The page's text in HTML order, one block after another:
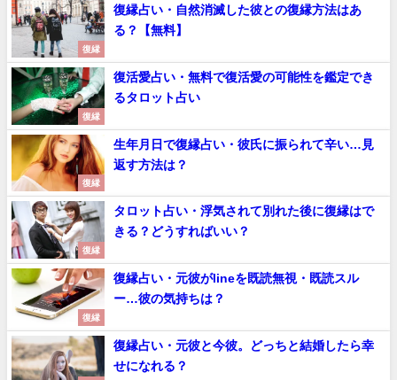
復縁
復縁占い・自然消滅した彼との復縁方法はあ
る？【無料】
復縁
復活愛占い・無料で復活愛の可能性を鑑定でき
るタロット占い
復縁
生年月日で復縁占い・彼氏に振られて辛い…見
返す方法は？
復縁
タロット占い・浮気されて別れた後に復縁はで
きる？どうすればいい？
復縁
復縁占い・元彼がlineを既読無視・既読スル
ー…彼の気持ちは？
復縁占い・元彼と今彼。どっちと結婚したら幸
せになれる？